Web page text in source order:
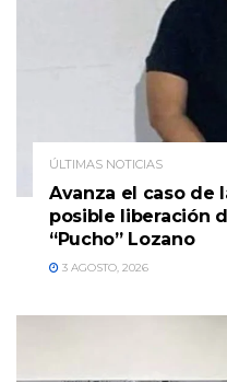
ÚLTIMAS NOTICIAS
Avanza el caso de
posible liberación
“Pucho” Lozano
3 AGOSTO, 2026